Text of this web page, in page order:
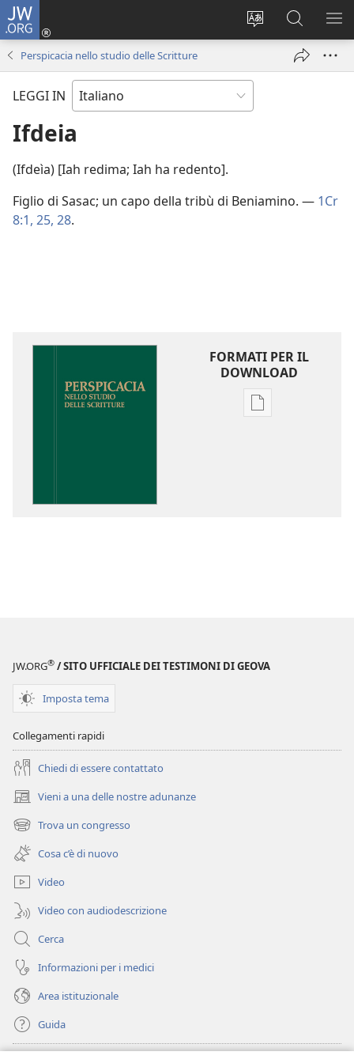
JW.ORG
Modificare
Accedi
(apre
finestra)
Cerca
in
JW.ORG
Perspicacia nello studio delle Scritture
LEGGI IN
Ifdeia
(Ifdeìa) [Iah redima; Iah ha redento].
Figlio di Sasac; un capo della tribù di Beniamino. — 1Cr
8:1, 25, 28.
FORMATI PER IL
DOWNLOAD
Opzioni
JW.ORG® / SITO UFFICIALE DEI TESTIMONI DI GEOVA
Imposta tema
Collegamenti rapidi
Chiedi di essere contattato
Vieni a una delle nostre adunanze
(apre
una
nuova
finestra)
Trova un congresso
(apre
una
nuova
finestra)
Cosa c’è di nuovo
Video
Video con audiodescrizione
Cerca
Informazioni per i medici
Area istituzionale
Guida